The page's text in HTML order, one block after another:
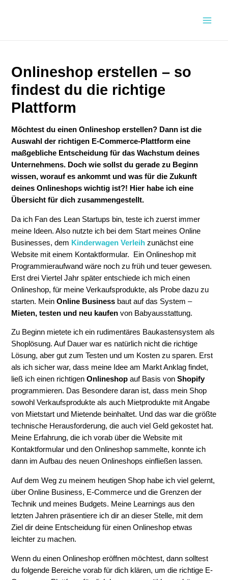
Onlineshop erstellen – so
findest du die richtige
Plattform
Möchtest du einen Onlineshop erstellen? Dann ist die
Auswahl der richtigen E-Commerce-Plattform eine
maßgebliche Entscheidung für das Wachstum deines
Unternehmens. Doch wie sollst du gerade zu Beginn
wissen, worauf es ankommt und was für die Zukunft
deines Onlineshops wichtig ist?! Hier habe ich eine
Übersicht für dich zusammengestellt.
Da ich Fan des Lean Startups bin, teste ich zuerst immer
meine Ideen. Also nutzte ich bei dem Start meines Online
Businesses, dem Kinderwagen Verleih zunächst eine
Website mit einem Kontaktformular. Ein Onlineshop mit
Programmieraufwand wäre noch zu früh und teuer gewesen.
Erst drei Viertel Jahr später entschiede ich mich einen
Onlineshop, für meine Verkaufsprodukte, als Probe dazu zu
starten. MeinOnline Business baut auf das System –
Mieten, testen und neu kaufenvon Babyausstattung.
Zu Beginn mietete ich ein rudimentäres Baukastensystem als
Shoplösung. Auf Dauer war es natürlich nicht die richtige
Lösung, aber gut zum Testen und um Kosten zu sparen. Erst
als ich sicher war, dass meine Idee am Markt Anklag findet,
ließ ich einen richtigenOnlineshop auf Basis vonShopify
programmieren. Das Besondere daran ist, dass mein Shop
sowohl Verkaufsprodukte als auch Mietprodukte mit Angabe
von Mietstart und Mietende beinhaltet. Und das war die größte
technische Herausforderung, die auch viel Geld gekostet hat.
Meine Erfahrung, die ich vorab über die Website mit
Kontaktformular und den Onlineshop sammelte, konnte ich
dann im Aufbau des neuen Onlineshops einfließen lassen.
Auf dem Weg zu meinem heutigen Shop habe ich viel gelernt,
über Online Business, E-Commerce und die Grenzen der
Technik und meines Budgets. Meine Learnings aus den
letzten Jahren präsentiere ich dir an dieser Stelle, mit dem
Ziel dir deine Entscheidung für einen Onlineshop etwas
leichter zu machen.
Wenn du einen Onlineshop eröffnen möchtest, dann solltest
du folgende Bereiche vorab für dich klären, um die richtige E-